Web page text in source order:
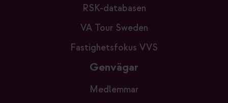
RSK-databasen
VA Tour Sweden
Fastighetsfokus VVS
Genvägar
Medlemmar